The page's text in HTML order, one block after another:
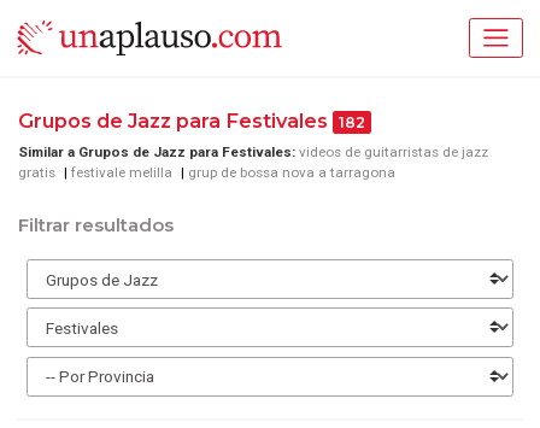
Grupos de Jazz para Festivales 182
Similar a Grupos de Jazz para Festivales: videos de guitarristas de jazz
gratis
festivale melilla grup de bossa nova a tarragona
Filtrar resultados